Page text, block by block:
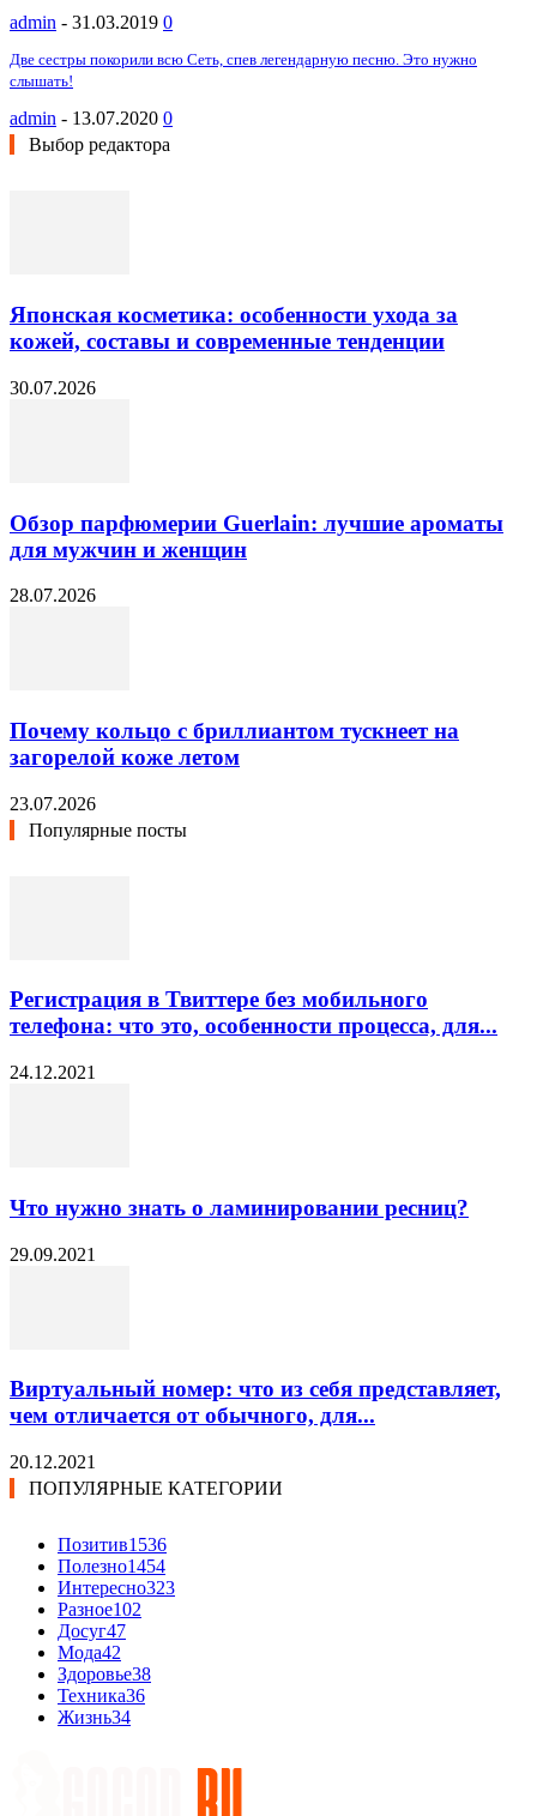
admin - 31.03.2019 0
Две сестры покорили всю Сеть, спев легендарную песню. Это нужно
слышать!
admin - 13.07.2020 0
Выбор редактора
Японская косметика: особенности ухода за
кожей, составы и современные тенденции
30.07.2026
Обзор парфюмерии Guerlain: лучшие ароматы
для мужчин и женщин
28.07.2026
Почему кольцо с бриллиантом тускнеет на
загорелой коже летом
23.07.2026
Популярные посты
Регистрация в Твиттере без мобильного
телефона: что это, особенности процесса, для...
24.12.2021
Что нужно знать о ламинировании ресниц?
29.09.2021
Виртуальный номер: что из себя представляет,
чем отличается от обычного, для...
20.12.2021
ПОПУЛЯРНЫЕ КАТЕГОРИИ
Позитив1536
Полезно1454
Интересно323
Разное102
Досуг47
Мода42
Здоровье38
Техника36
Жизнь34